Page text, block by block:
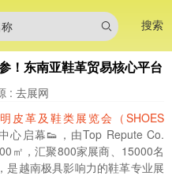
搜索
！东南亚鞋革贸易核心平台
: 去展网
皮革及鞋类展览会（SHOES
心启幕👟，由Top Repute Co.
㎡，汇聚800家展商、15000名
是越南极具影响力的鞋革专业展